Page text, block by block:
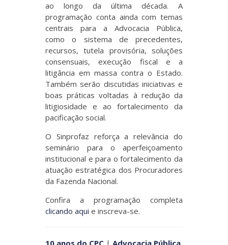
ao longo da última década. A
programação conta ainda com temas
centrais para a Advocacia Pública,
como o sistema de precedentes,
recursos, tutela provisória, soluções
consensuais, execução fiscal e a
litigância em massa contra o Estado.
Também serão discutidas iniciativas e
boas práticas voltadas à redução da
litigiosidade e ao fortalecimento da
pacificação social.
O Sinprofaz reforça a relevância do
seminário para o aperfeiçoamento
institucional e para o fortalecimento da
atuação estratégica dos Procuradores
da Fazenda Nacional.
Confira a programação completa
clicando aqui e inscreva-se.
10 anos do CPC | Advocacia Pública